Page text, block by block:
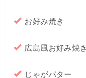
お好み焼き
広島風お好み焼き
じゃがバター